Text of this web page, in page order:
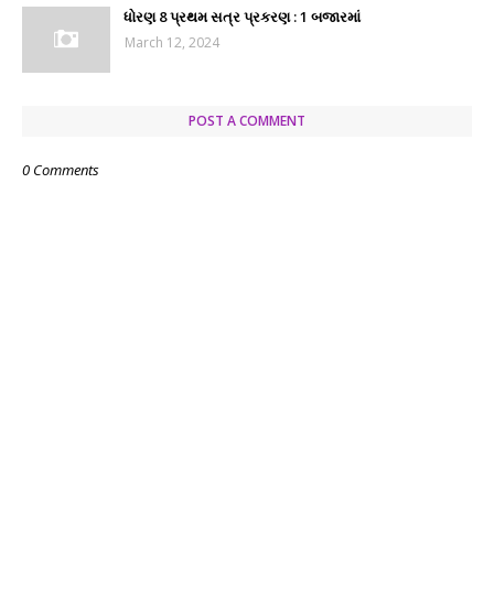
ધોરણ 8 પ્રથમ સત્ર પ્રકરણ : 1 બજારમાં
March 12, 2024
POST A COMMENT
0 Comments